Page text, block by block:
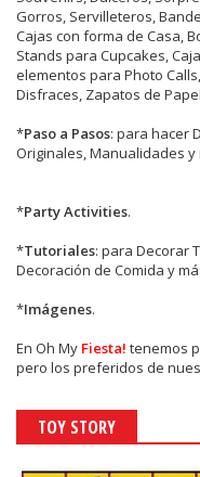
Gorros, Servilleteros,
Cajas con forma de Casa,
Stands para Cupcakes,
elementos para Photo
Disfraces, Zapatos de
*Paso a Pasos: para hacer
Originales, Manualidades
*Party Activities.
*Tutoriales: para Decorar
Decoración de Comida y
*Imágenes.
En Oh My Fiesta! tenemos
pero los preferidos de
TOY STORY